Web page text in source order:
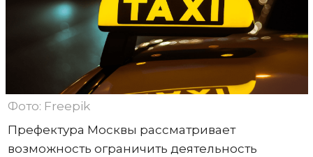
Фото: Freepik
Префектура Москвы рассматривает
возможность ограничить деятельность